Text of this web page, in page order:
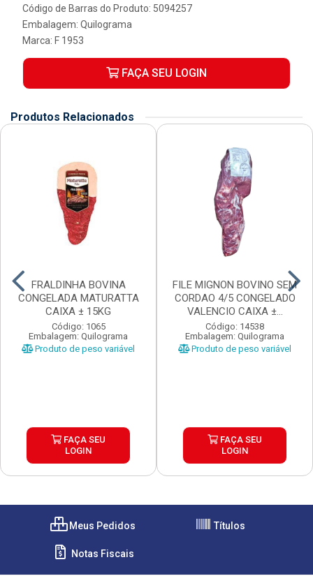
Código de Barras do Produto: 5094257
Embalagem: Quilograma
Marca: F 1953
FAÇA SEU LOGIN
Produtos Relacionados
FRALDINHA BOVINA
CONGELADA MATURATTA
CAIXA ± 15KG
Código: 1065
Embalagem: Quilograma
Produto de peso variável
FAÇA SEU
LOGIN
FILE MIGNON BOVINO SEM
CORDAO 4/5 CONGELADO
VALENCIO CAIXA ±...
Código: 14538
Embalagem: Quilograma
Produto de peso variável
FAÇA SEU
LOGIN
Meus Pedidos Títulos
Notas Fiscais